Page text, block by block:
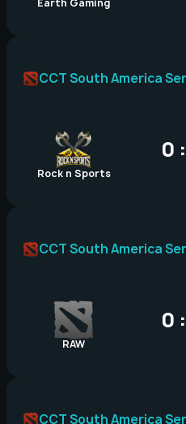
Rock n Sports
0
RAW
0